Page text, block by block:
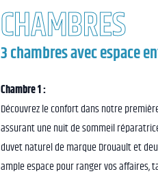
CHAMBRES
3 chambres avec espace
Chambre 1 :
Découvrez le confort dans notre
assurant une nuit de sommeil
duvet naturel de marque Drouault et
ample espace pour ranger vos affaires,